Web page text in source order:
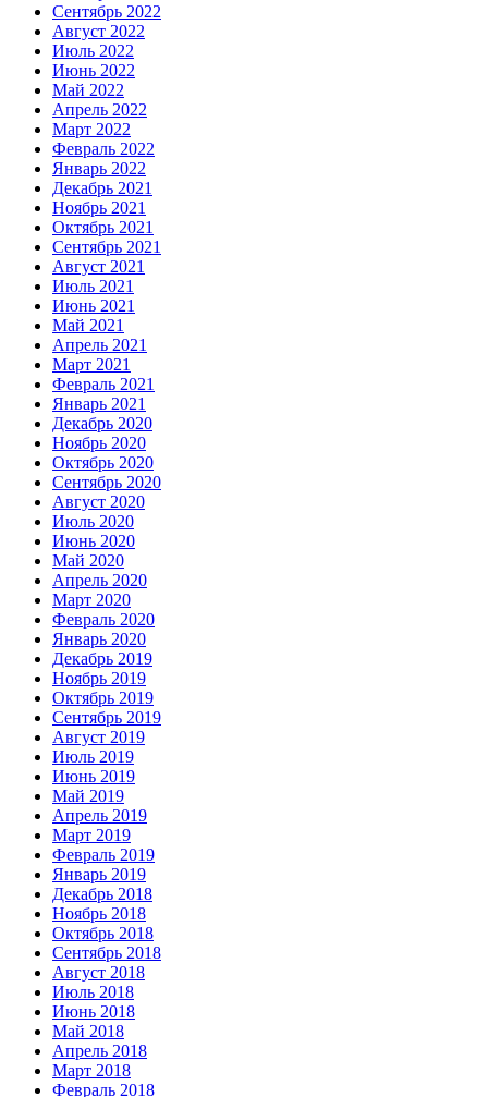
Сентябрь 2022
Август 2022
Июль 2022
Июнь 2022
Май 2022
Апрель 2022
Март 2022
Февраль 2022
Январь 2022
Декабрь 2021
Ноябрь 2021
Октябрь 2021
Сентябрь 2021
Август 2021
Июль 2021
Июнь 2021
Май 2021
Апрель 2021
Март 2021
Февраль 2021
Январь 2021
Декабрь 2020
Ноябрь 2020
Октябрь 2020
Сентябрь 2020
Август 2020
Июль 2020
Июнь 2020
Май 2020
Апрель 2020
Март 2020
Февраль 2020
Январь 2020
Декабрь 2019
Ноябрь 2019
Октябрь 2019
Сентябрь 2019
Август 2019
Июль 2019
Июнь 2019
Май 2019
Апрель 2019
Март 2019
Февраль 2019
Январь 2019
Декабрь 2018
Ноябрь 2018
Октябрь 2018
Сентябрь 2018
Август 2018
Июль 2018
Июнь 2018
Май 2018
Апрель 2018
Март 2018
Февраль 2018